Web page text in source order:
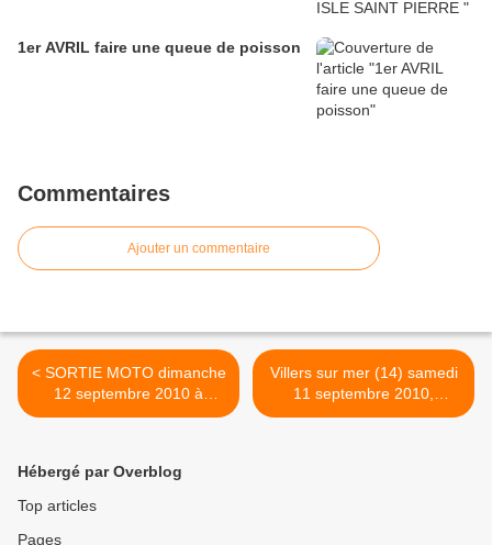
1er AVRIL faire une queue de poisson
Commentaires
Ajouter un commentaire
< SORTIE MOTO dimanche
12 septembre 2010 à
Dourdan (91)
Villers sur mer (14) samedi
11 septembre 2010,
motos..........du 78,
Hébergé par Overblog
Top articles
Pages